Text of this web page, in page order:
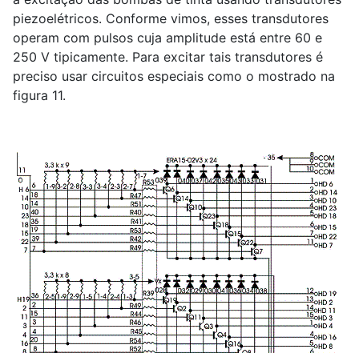
piezoelétricos. Conforme vimos, esses transdutores
operam com pulsos cuja amplitude está entre 60 e
250 V tipicamente. Para excitar tais transdutores é
preciso usar circuitos especiais como o mostrado na
figura 11.